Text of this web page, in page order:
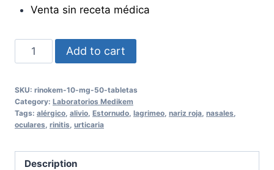
Venta sin receta médica
RINOKEM
10
50
Tabletas
quantity
Add to cart
SKU: rinokem-10-mg-50-tabletas
Category: Laboratorios Medikem
Tags: alérgico alivio Estornudo lagrimeo nariz roja nasales
oculares rinitis urticaria
Description